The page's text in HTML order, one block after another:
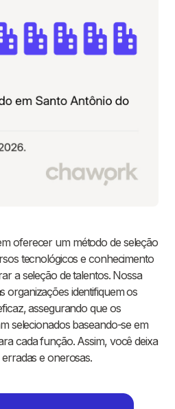
oferecer um método de seleção
tecnológicos e conhecimento
a seleção de talentos. Nossa
organizações identifiquem os
assegurando que os
selecionados baseando-se em
cada função. Assim, você deixa
e onerosas.